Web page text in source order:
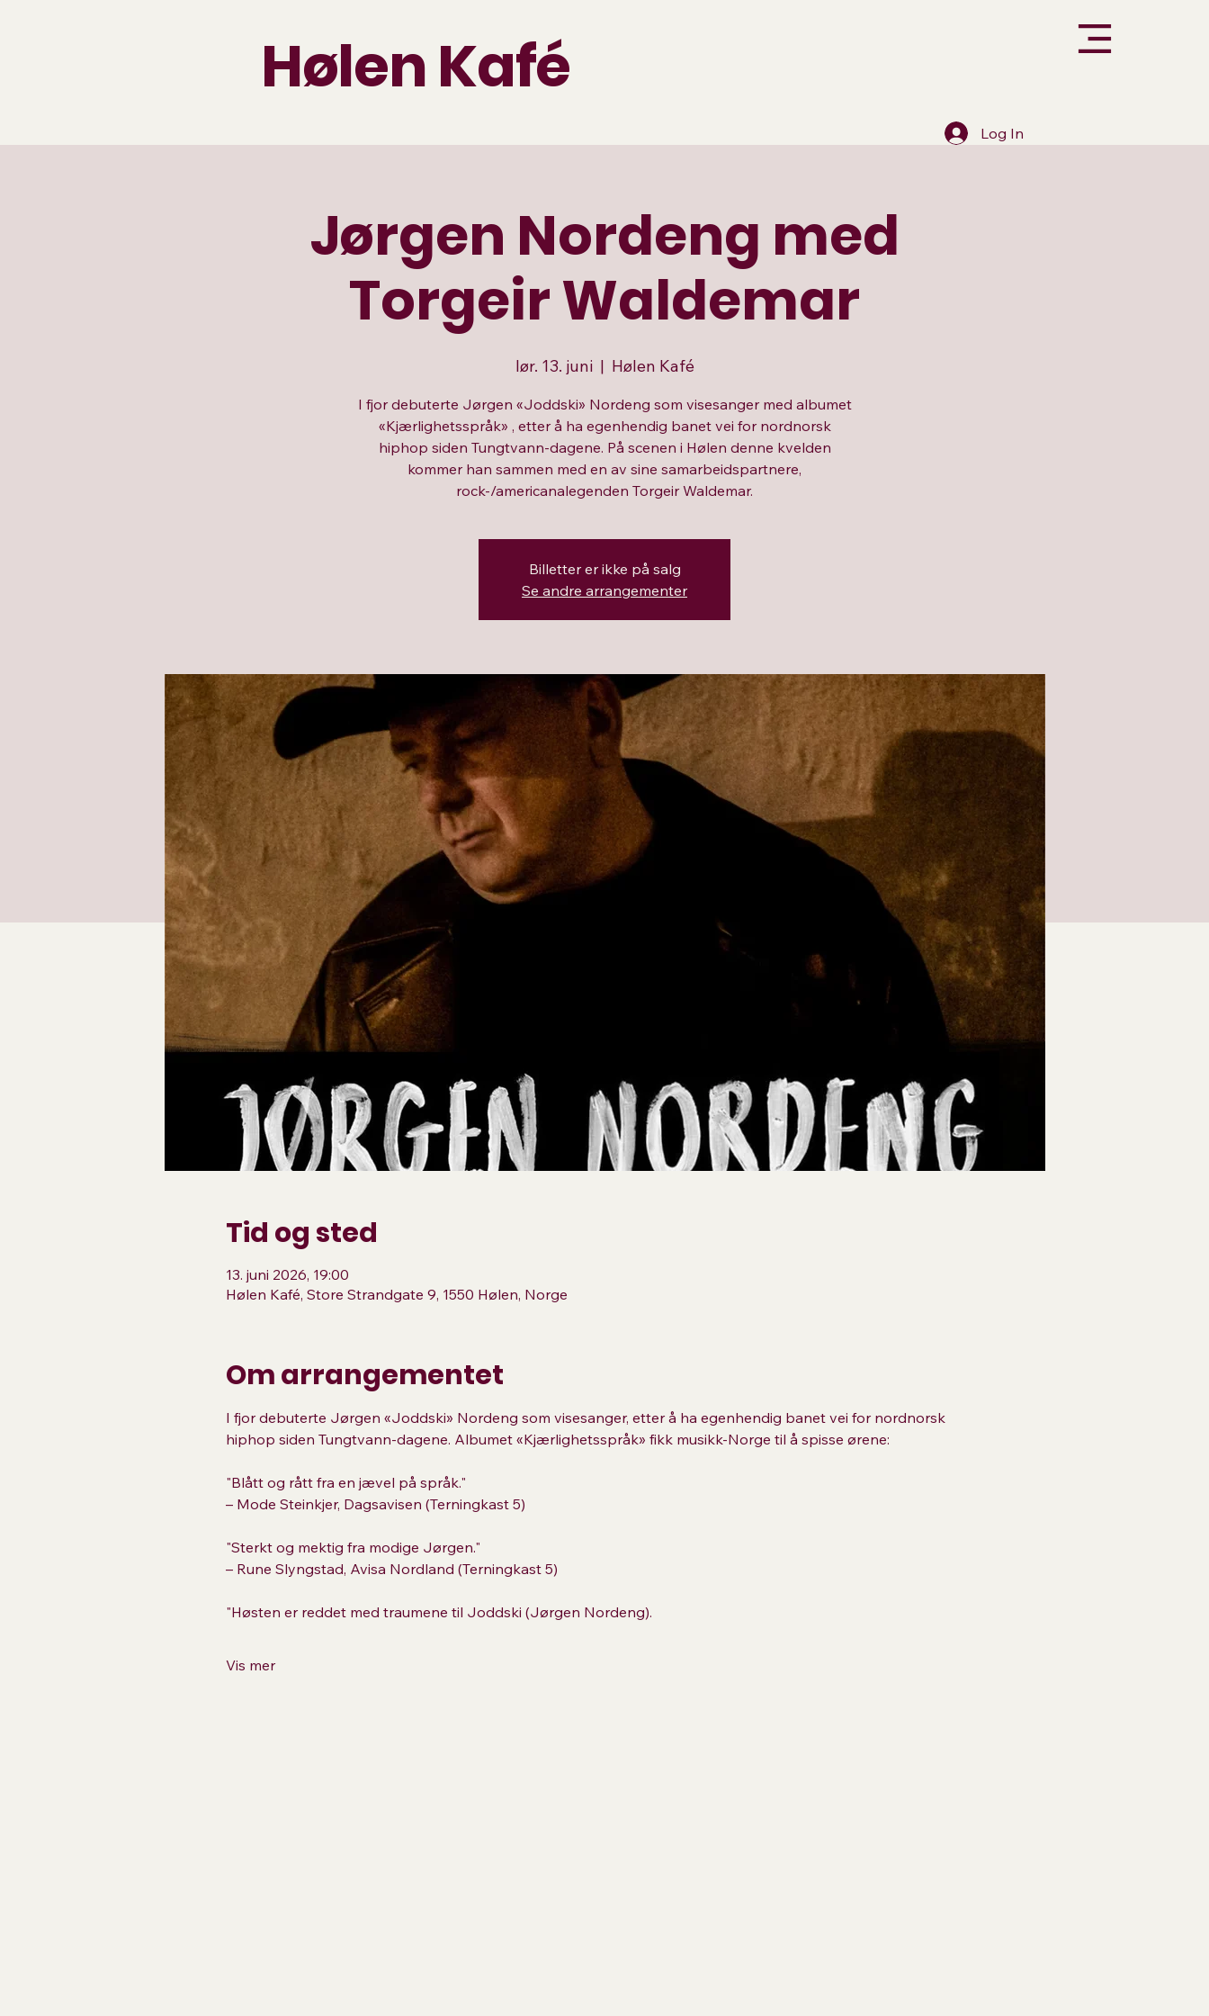
Log In
Hølen Kafé
Jørgen Nordeng med
Torgeir Waldemar
lør. 13. juni
  |
Hølen Kafé
I fjor debuterte Jørgen «Joddski» Nordeng som visesanger med albumet
«Kjærlighetsspråk» , etter å ha egenhendig banet vei for nordnorsk
hiphop siden Tungtvann-dagene. På scenen i Hølen denne kvelden
kommer han sammen med en av sine samarbeidspartnere,
rock-/americanalegenden Torgeir Waldemar.
Billetter er ikke på salg
Se andre arrangementer
Tid og sted
13. juni 2026, 19:00
Hølen Kafé, Store Strandgate 9, 1550 Hølen, Norge
Om arrangementet
I fjor debuterte Jørgen «Joddski» Nordeng som visesanger, etter å ha egenhendig banet vei for nordnorsk
hiphop siden Tungtvann-dagene. Albumet «Kjærlighetsspråk» fikk musikk-Norge til å spisse ørene:
"Blått og rått fra en jævel på språk."
– Mode Steinkjer, Dagsavisen (Terningkast 5)
"Sterkt og mektig fra modige Jørgen."
– Rune Slyngstad, Avisa Nordland (Terningkast 5)
"Høsten er reddet med traumene til Joddski (Jørgen Nordeng).
Vis mer